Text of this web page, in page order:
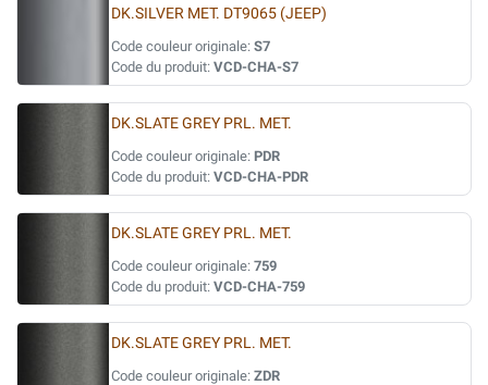
DK.SILVER MET. DT9065 (JEEP)
Code couleur originale: S7
Code du produit: VCD-CHA-S7
DK.SLATE GREY PRL. MET.
Code couleur originale: PDR
Code du produit: VCD-CHA-PDR
DK.SLATE GREY PRL. MET.
Code couleur originale: 759
Code du produit: VCD-CHA-759
DK.SLATE GREY PRL. MET.
Code couleur originale: ZDR